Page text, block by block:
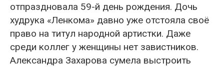
отпраздновала 59-й день рождения. Дочь
худрука «Ленкома» давно уже отстояла своё
право на титул народной артистки. Даже
среди коллег у женщины нет завистников.
Александра Захарова сумела выстроить